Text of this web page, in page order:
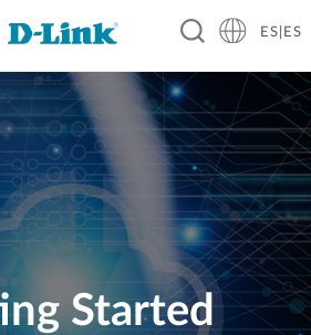
ES|ES
Started